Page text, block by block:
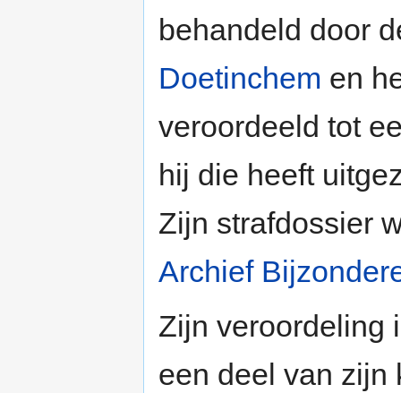
behandeld door
Doetinchem en
veroordeeld tot
hij die heeft
Zijn strafdossier
Archief
Zijn veroordeling
een deel van zijn